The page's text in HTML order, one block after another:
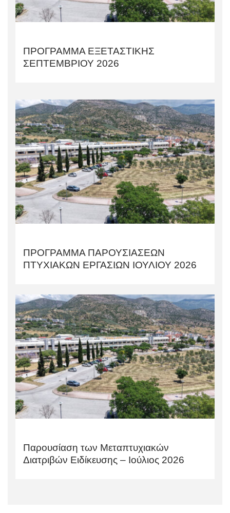
ΠΡΟΓΡΑΜΜΑ ΕΞΕΤΑΣΤΙΚΗΣ
ΣΕΠΤΕΜΒΡΙΟΥ 2026
ΠΡΟΓΡΑΜΜΑ ΠΑΡΟΥΣΙΑΣΕΩΝ
ΠΤΥΧΙΑΚΩΝ ΕΡΓΑΣΙΩΝ ΙΟΥΛΙΟΥ 2026
Παρουσίαση των Μεταπτυχιακών
Διατριβών Ειδίκευσης – Ιούλιος 2026